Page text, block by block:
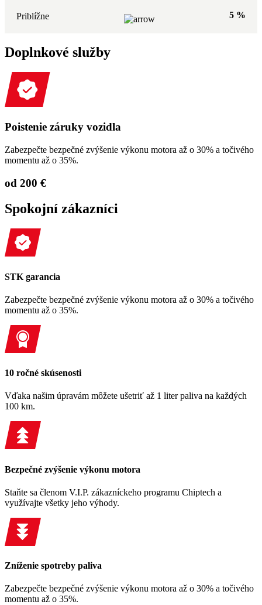
Priblížne 5 %
Doplnkové služby
Poistenie záruky vozidla
Zabezpečte bezpečné zvýšenie výkonu motora až o 30% a točivého
momentu až o 35%.
od 200 €
Spokojní zákazníci
STK garancia
Zabezpečte bezpečné zvýšenie výkonu motora až o 30% a točivého
momentu až o 35%.
10 ročné skúsenosti
Vďaka našim úpravám môžete ušetriť až 1 liter paliva na každých
100 km.
Bezpečné zvýšenie výkonu motora
Staňte sa členom V.I.P. zákazníckeho programu Chiptech a
využívajte všetky jeho výhody.
Zníženie spotreby paliva
Zabezpečte bezpečné zvýšenie výkonu motora až o 30% a točivého
momentu až o 35%.